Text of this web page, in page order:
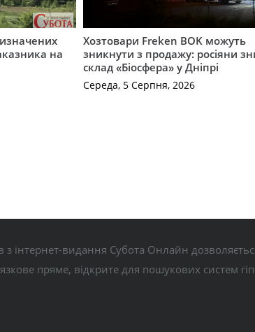
на
Хозтовари Freken BOK можуть
зникнути з продажу: росіяни
склад «Біосфера» у Дніпрі
Середа, 5 Серпня, 2026
з інтернет-видання Субота Онлайн
пряме, відкрите для пошукових систем